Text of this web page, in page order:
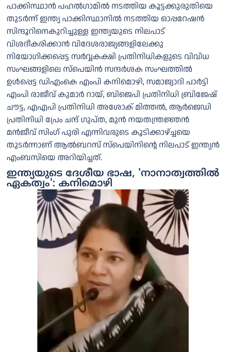
പാക്കിസ്ഥാൻ പഹൽ​ഗാമിൽ നടത്തിയ കൂട്ടക്കുരുതിയെ
തുടർന്ന് ഇന്ത്യ പാക്കിസ്ഥാനിൽ നടത്തിയ ഓപ്പറേഷന്‍
സിന്ദൂറിനെകുറിച്ചുള്ള ഇന്ത്യയുടെ നിലപാട്
വിശദീകരിക്കാൻ വിദേശരാജ്യങ്ങളിലേക്കു
നിയോഗിക്കപ്പെട്ട സർവ്വകക്ഷി പ്രതിനിധികളുടെ വിവിധ
സംഘങ്ങളിലെ സ്പെയിൻ സന്ദർശക സംഘത്തിൽ
ഉൾപ്പെട്ട ഡിഎംകെ എംപി കനിമൊഴി, സമാജ്വാദി പാര്‍ട്ടി
എംപി രാജീവ് കുമാര്‍ റായ്, ബിജെപി പ്രതിനിധി ബ്രിജേഷ്
ചൗട്ട, എഎപി പ്രതിനിധി അശോക് മിത്തല്‍, ആര്‍ജെഡി
പ്രതിനിധി പ്രേം ചന്ദ് ഗുപ്ത, മുന്‍ നയതന്ത്രജ്ഞന്‍
മന്‍ജീവ് സിംഗ് പുരി എന്നിവരുടെ കൂടിക്കാഴ്ച്ചയെ
തുടർന്നാണ് ആല്‍ബറസ് സ്പെയിനിന്റെ നിലപാട് ഇന്ത്യന്‍
എംബസിയെ അറിയിച്ചത്.
ഇന്ത്യയുടെ ദേശീയ ഭാഷ, 'നാനാത്വത്തില്‍
ഏകത്വം': കനിമൊഴി